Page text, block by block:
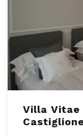
Villa Vitae